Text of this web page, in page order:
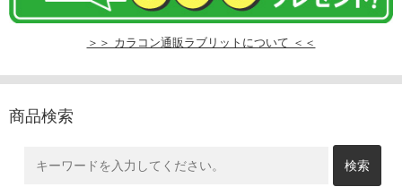
＞＞ カラコン通販ラブリットについて ＜＜
商品検索